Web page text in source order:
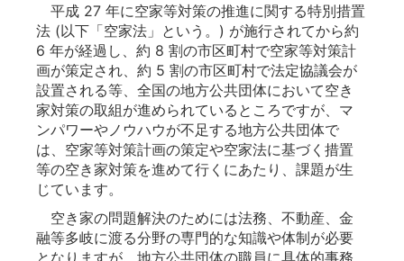
平成 27 年に空家等対策の推進に関する特別措置
法 (以下「空家法」という。) が施行されてから約
6 年が経過し、約 8 割の市区町村で空家等対策計
画が策定され、約 5 割の市区町村で法定協議会が
設置される等、全国の地方公共団体において空き
家対策の取組が進められているところですが、マ
ンパワーやノウハウが不足する地方公共団体で
は、空家等対策計画の策定や空家法に基づく措置
等の空き家対策を進めて行くにあたり、課題が生
じています。
空き家の問題解決のためには法務、不動産、金
融等多岐に渡る分野の専門的な知識や体制が必要
となりますが、地方公共団体の職員に具体的事務